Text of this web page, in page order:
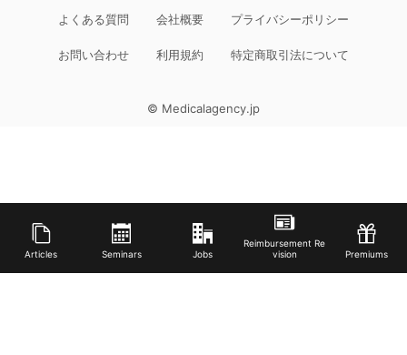
Articles Seminars Jobs
Reimbursement Re
vision
Premiums
よくある質問 会社概要 プライバシーポリシー
お問い合わせ 利用規約 特定商取引法について
© Medicalagency.jp